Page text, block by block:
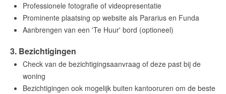
Makelaars van Amsterdam
amsterdam@makelaarsvan.nl
Professionele fotografie of videopresentatie
Prominente plaatsing op website als Pararius en Funda
Aanbrengen van een 'Te Huur' bord (optioneel)
3. Bezichtigingen
Check van de bezichtigingsaanvraag of deze past bij de
woning
Bezichtigingen ook mogelijk buiten kantooruren om de beste